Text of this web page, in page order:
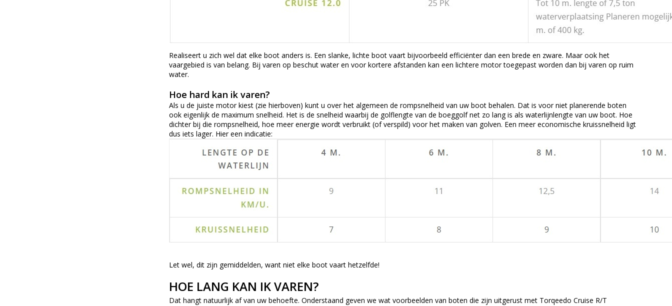
Realiseert u zich wel dat elke boot anders is. Een slanke, lichte boot vaart bijvoorbeeld efficiënter dan een brede en zware. Maar ook het
vaargebied is van belang. Bij varen op beschut water en voor kortere afstanden kan een lichtere motor toegepast worden dan bij varen op ruim
water.
Hoe hard kan ik varen?
Als u de juiste motor kiest (zie hierboven) kunt u over het algemeen de rompsnelheid van uw boot behalen. Dat is voor niet planerende boten
ook eigenlijk de maximum snelheid. Het is de snelheid waarbij de golflengte van de boeggolf net zo lang is als waterlijnlengte van uw boot. Hoe
dichter bij die rompsnelheid, hoe meer energie wordt verbruikt (of verspild) voor het maken van golven. Een meer economische kruissnelheid ligt
dus iets lager. Hier een indicatie:
Let wel, dit zijn gemiddelden, want niet elke boot vaart hetzelfde!
HOE LANG KAN IK VAREN?
Dat hangt natuurlijk af van uw behoefte. Onderstaand geven we wat voorbeelden van boten die zijn uitgerust met Torqeedo Cruise R/T